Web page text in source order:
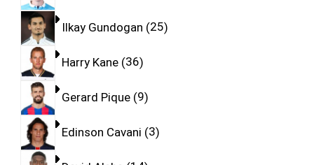
Ilkay Gundogan 25
Harry Kane 36
Gerard Pique 9
Edinson Cavani 3